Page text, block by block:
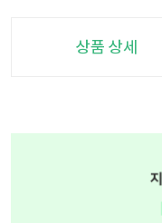
상품 상세